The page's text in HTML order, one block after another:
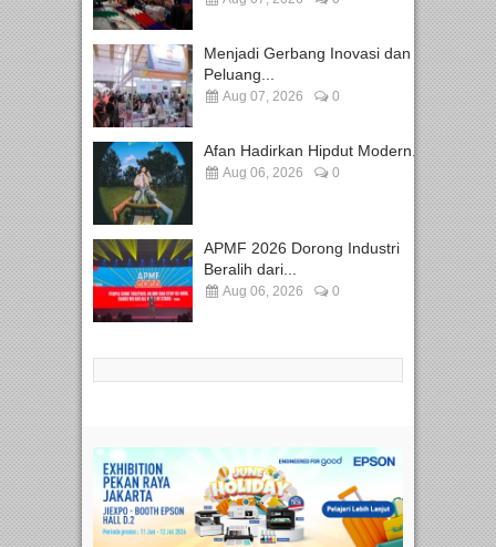
Menjadi Gerbang Inovasi dan
Peluang...
Aug 07, 2026 0
Afan Hadirkan Hipdut Modern...
Aug 06, 2026 0
APMF 2026 Dorong Industri
Beralih dari...
Aug 06, 2026 0